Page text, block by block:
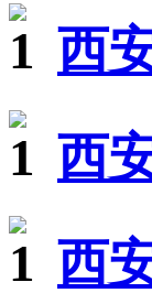
西
西
西